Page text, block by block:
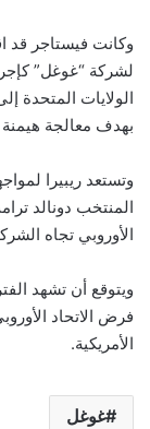
وكانت فيستاجر قد
لشركة “غوغل”
الولايات المتحدة
بهدف معالجة
وتستعد ريبيرا
المنتخب دونالد
الأوروبي تجاه
ويتوقع أن تشهد
فرض الاتحاد
الأمريكية.
غوغل